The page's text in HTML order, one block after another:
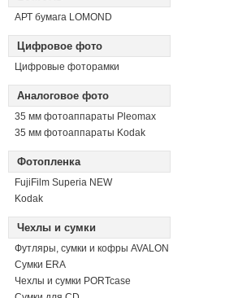
АРТ бумага LOMOND
Цифровое фото
Цифровые фоторамки
Аналоговое фото
35 мм фотоаппараты Pleomax
35 мм фотоаппараты Kodak
Фотопленка
FujiFilm Superia NEW
Kodak
Чехлы и сумки
Футляры, сумки и кофры AVALON
Сумки ERA
Чехлы и сумки PORTcase